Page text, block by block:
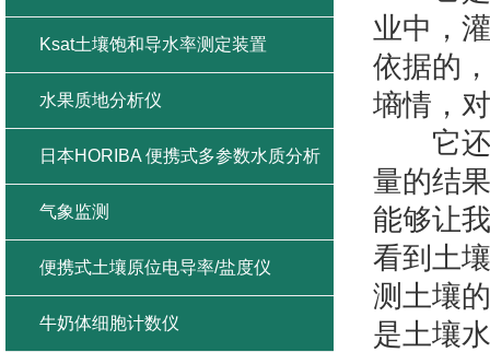
业中，
依据的
墒情，
它还
量的结
能够让
看到土
测土壤
是土壤
射/紫外辐射/总辐射
Ksat土壤饱和导水率测定装置
水果质地分析仪
日本HORIBA 便携式多参数水质分析
仪
气象监测
便携式土壤原位电导率/盐度仪
牛奶体细胞计数仪